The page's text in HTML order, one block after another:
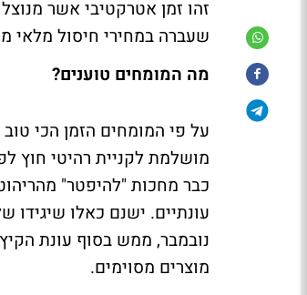
זהו זמן אטרקטיבי אשר
שעברה במחירי חיסול מלאי
מה המומחים טוענים?
על פי המומחים הזמן הכי
מושלמת לקניית רהיטי חוץ
כבר מחכות "להיפטר"
עונתיים. ישנם כאלו
נובמבר, ממש בסוף עונת
מוצרים מסוימים.